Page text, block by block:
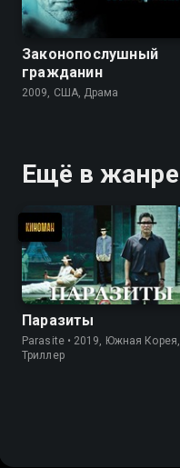
Законопослушный
гражданин
2009, США, Драма
Ещё в
Паразиты
Parasite • 2019, Южная Корея,
Триллер